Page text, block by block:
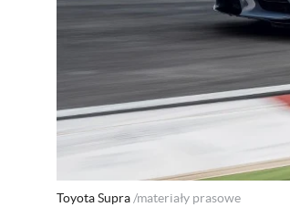
Toyota Supra /materiały prasowe